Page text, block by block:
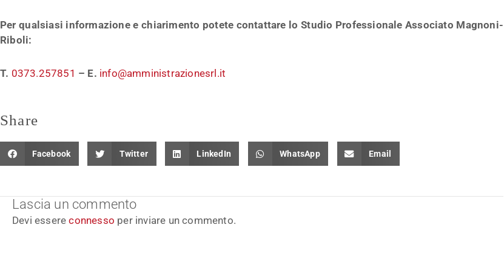
Per qualsiasi informazione e chiarimento potete contattare lo Studio Professionale Associato Magnoni-
Riboli:
T. 0373.257851 – E. info@amministrazionesrl.it
Share
Facebook Twitter LinkedIn WhatsApp Email
Lascia un commento
Devi essereconnesso per inviare un commento.